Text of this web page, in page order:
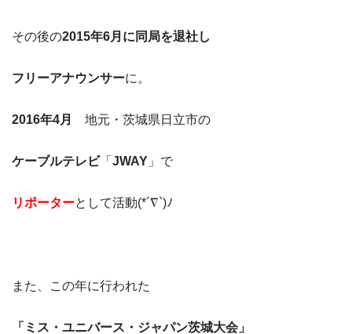
その後の2015年6月に同局を退社し
フリーアナウンサーに。
2016年4月 地元・茨城県日立市の
ケーブルテレビ「 JWAY 」で
リポーターとして活動(*´∇`)ﾉ
また、この年に行われた
「ミス・ユニバース・ジャパン茨城大会」